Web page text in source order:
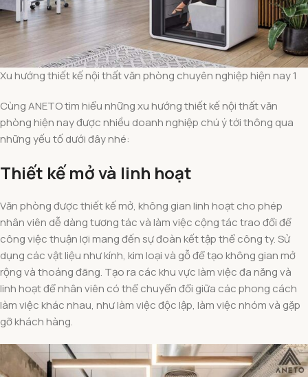
Xu hướng thiết kế nội thất văn phòng chuyên nghiệp hiện nay 1
Cùng ANETO tìm hiểu những xu hướng thiết kế nội thất văn
phòng hiện nay được nhiều doanh nghiệp chú ý tới thông qua
những yếu tố dưới đây nhé:
Thiết kế mở và linh hoạt
Văn phòng được thiết kế mở, không gian linh hoạt cho phép
nhân viên dễ dàng tương tác và làm việc cộng tác trao đổi để
công việc thuận lợi mang đến sự đoàn kết tập thể công ty. Sử
dụng các vật liệu như kính, kim loại và gỗ để tạo không gian mở
rộng và thoáng đãng. Tạo ra các khu vực làm việc đa năng và
linh hoạt để nhân viên có thể chuyển đổi giữa các phong cách
làm việc khác nhau, như làm việc độc lập, làm việc nhóm và gặp
gỡ khách hàng.